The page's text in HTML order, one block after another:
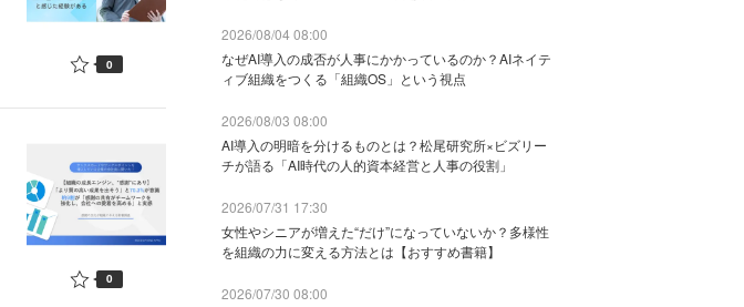
0
0
2026/08/04 08:00
なぜAI導入の成否が人事にかかっているのか？AIネイテ
ィブ組織をつくる「組織OS」という視点
2026/08/03 08:00
AI導入の明暗を分けるものとは？松尾研究所×ビズリー
チが語る「AI時代の人的資本経営と人事の役割」
2026/07/31 17:30
女性やシニアが増えた“だけ”になっていないか？多様性
を組織の力に変える方法とは【おすすめ書籍】
2026/07/30 08:00